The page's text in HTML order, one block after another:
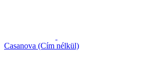
Casanova (Cím nélkül)